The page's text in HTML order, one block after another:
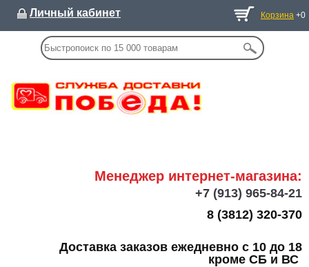
Личный кабинет Корзина +0
Менеджер интернет-магазина:
+7 (913) 965-84-21
8 (3812) 320-370
Доставка заказов ежедневно с 10 до 18
кроме СБ и ВС